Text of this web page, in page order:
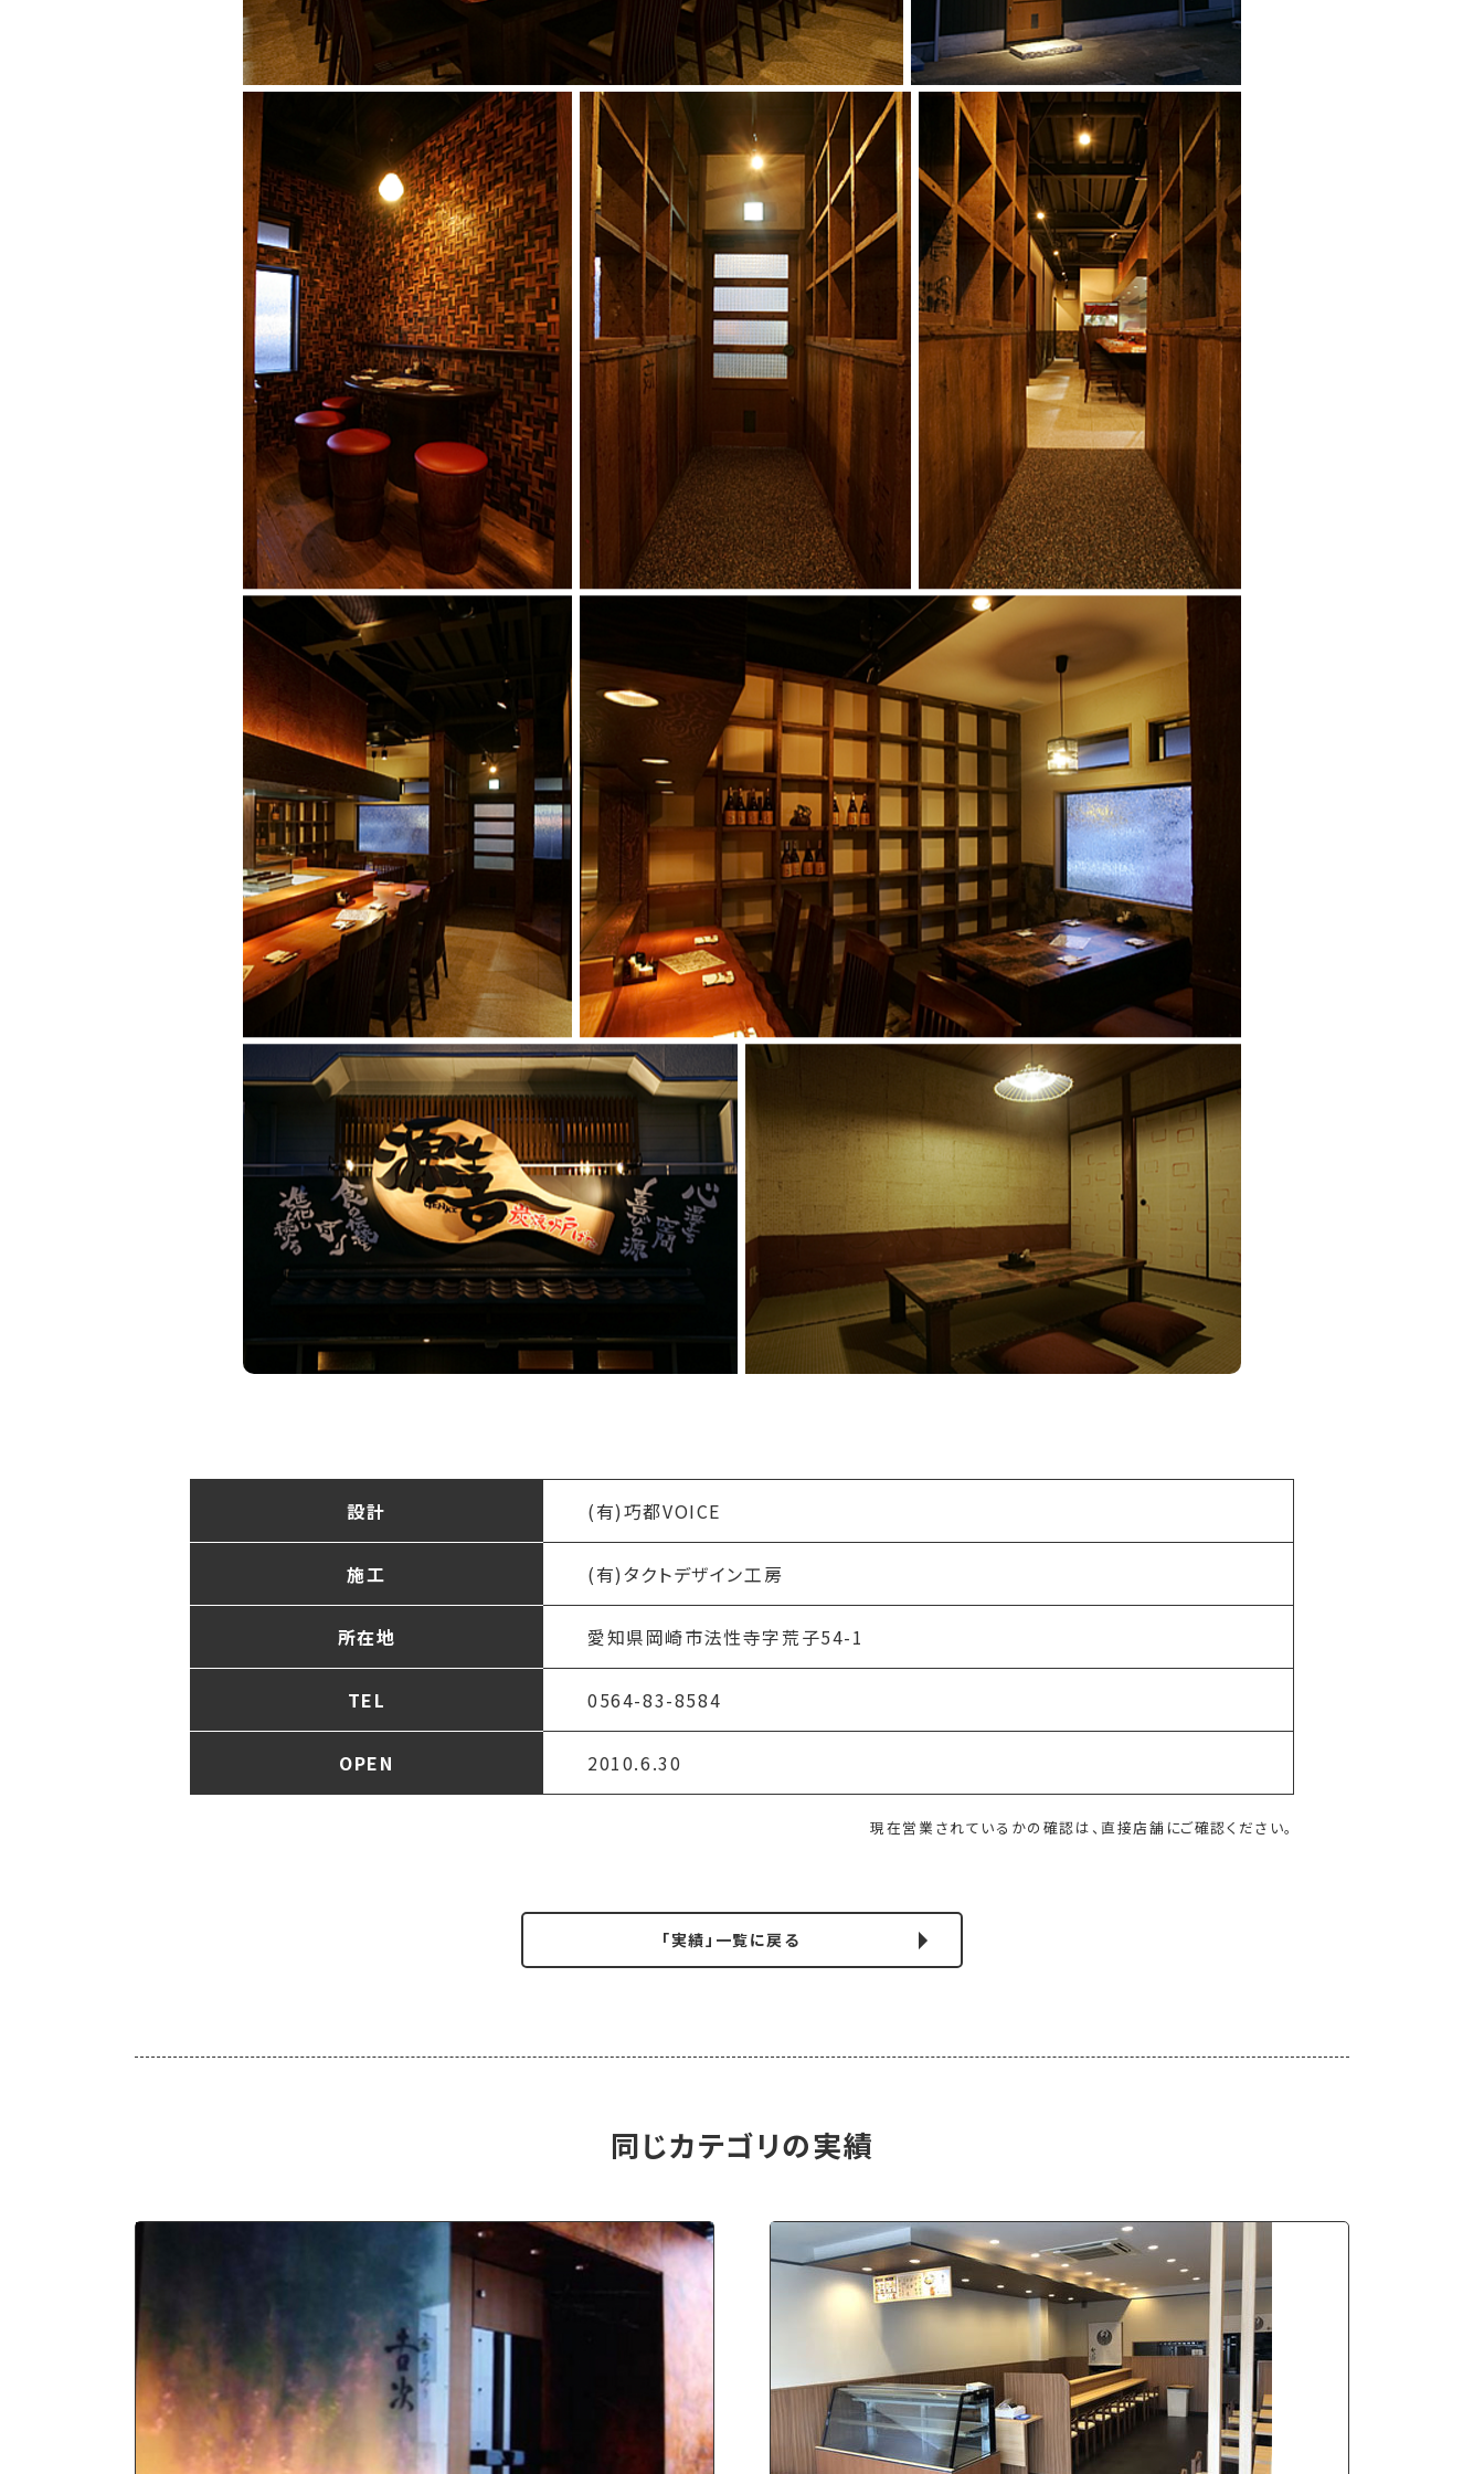
設計 (有)巧都VOICE
施工 (有)タクトデザイン工房
所在地 愛知県岡崎市法性寺字荒子54-1
TEL 0564-83-8584
OPEN 2010.6.30
現在営業されているかの確認は、直接店舗にご確認ください。
「実績」一覧に戻る
同じカテゴリの実績